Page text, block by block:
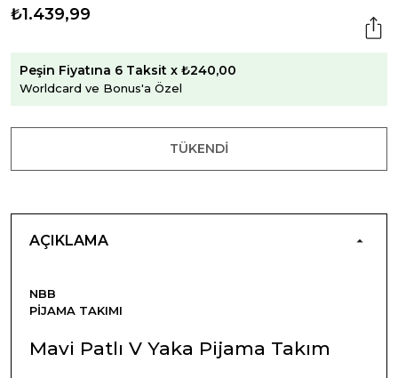
₺1.439,99
Peşin Fiyatına 6 Taksit x ₺240,00
Worldcard ve Bonus'a Özel
TÜKENDI
AÇIKLAMA
NBB
PIJAMA TAKIMI
Mavi Patlı V Yaka Pijama Takım